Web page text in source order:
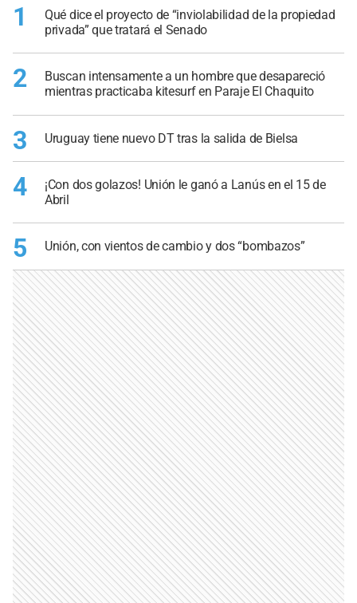
1
Qué dice el proyecto de “inviolabilidad de la propiedad
privada” que tratará el Senado
2
Buscan intensamente a un hombre que desapareció
mientras practicaba kitesurf en Paraje El Chaquito
3 Uruguay tiene nuevo DT tras la salida de Bielsa
4
¡Con dos golazos! Unión le ganó a Lanús en el 15 de
Abril
5 Unión, con vientos de cambio y dos “bombazos”